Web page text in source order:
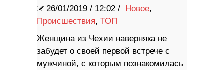
26/01/2019 / 12:02 / Новое,
Происшествия, ТОП
Женщина из Чехии наверняка не
забудет о своей первой встрече с
мужчиной, с которым познакомилась